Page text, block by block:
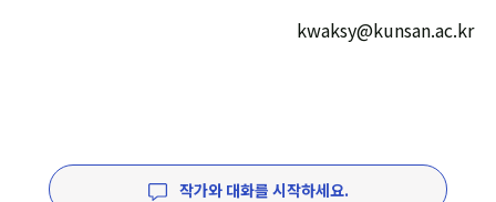
kwaksy@kunsan.ac.kr
작가와 대화를 시작하세요.